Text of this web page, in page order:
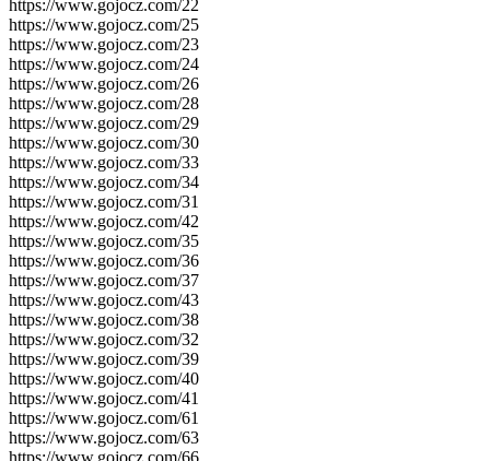
https://www.gojocz.com/22
https://www.gojocz.com/25
https://www.gojocz.com/23
https://www.gojocz.com/24
https://www.gojocz.com/26
https://www.gojocz.com/28
https://www.gojocz.com/29
https://www.gojocz.com/30
https://www.gojocz.com/33
https://www.gojocz.com/34
https://www.gojocz.com/31
https://www.gojocz.com/42
https://www.gojocz.com/35
https://www.gojocz.com/36
https://www.gojocz.com/37
https://www.gojocz.com/43
https://www.gojocz.com/38
https://www.gojocz.com/32
https://www.gojocz.com/39
https://www.gojocz.com/40
https://www.gojocz.com/41
https://www.gojocz.com/61
https://www.gojocz.com/63
https://www.gojocz.com/66